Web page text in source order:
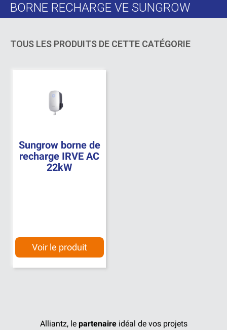
BORNE RECHARGE VE SUNGROW
TOUS LES PRODUITS DE CETTE CATÉGORIE
Sungrow borne de
recharge IRVE AC
22kW
Voir le produit
Alliantz, le partenaireidéal de vos projets